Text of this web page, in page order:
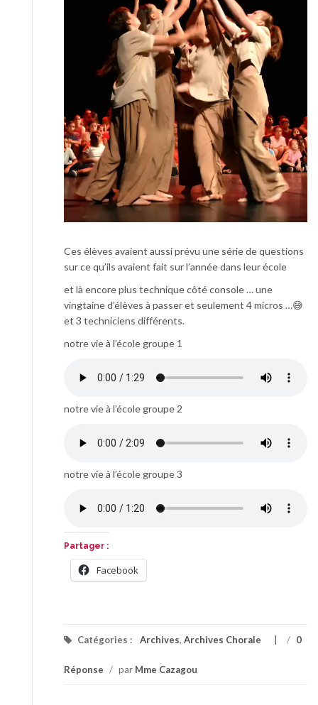
Ces élèves avaient aussi prévu une série de questions
sur ce qu’ils avaient fait sur l’année dans leur école
et là encore plus technique côté console … une
vingtaine d’élèves à passer et seulement 4 micros …😅
et 3 techniciens différents.
notre vie à l’école groupe 1
notre vie à l’école groupe 2
notre vie à l’école groupe 3
Partager :
Facebook
Catégories : Archives, Archives Chorale / 0
Réponse / par Mme Cazagou